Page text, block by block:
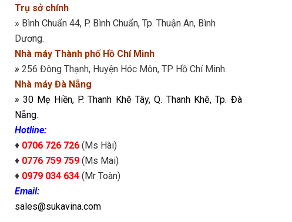
Trụ sở chính
» Bình Chuẩn 44, P. Bình Chuẩn, Tp. Thuận An, Bình
Dương.
Nhà máy Thành phố Hồ Chí Minh
» 256 Đông Thạnh, Huyện Hóc Môn, TP Hồ Chí Minh.
Nhà máy Đà Nẵng
» 30 Mẹ Hiền, P. Thanh Khê Tây, Q. Thanh Khê, Tp. Đà
Nẵng.
Hotline:
♦ 0706 726 726(Ms Hài)
♦ 0776 759 759(Ms Mai)
♦ 0979 034 634 (Mr Toàn)
Email:
sales@sukavina.com